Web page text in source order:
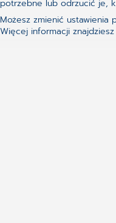
Zarząd
Klienci
Technologie
potrzebne lub odrzucić je,
Możesz zmienić
Więcej informacji